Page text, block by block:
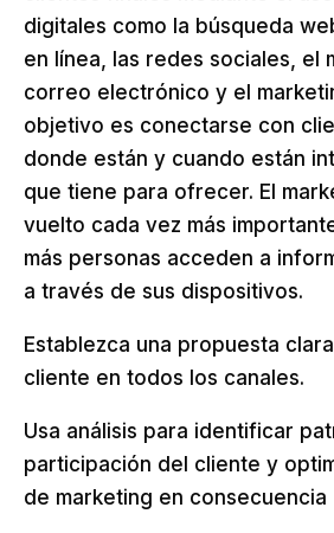
digitales como la búsqueda
en línea, las redes sociales, el
correo electrónico y el
objetivo es conectarse con
donde están y cuando están
que tiene para ofrecer. El
vuelto cada vez más
más personas acceden a
a través de sus dispositivos.
Establezca una propuesta
cliente en todos los canales.
Usa análisis para identificar
participación del cliente y
de marketing en consecuencia